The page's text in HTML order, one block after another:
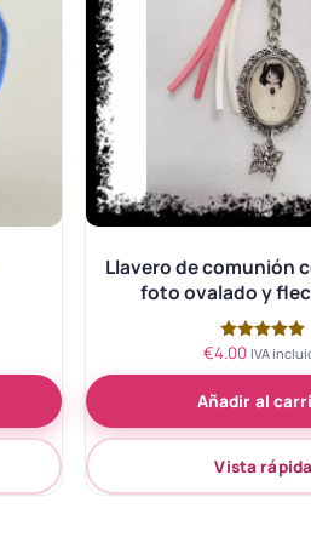
Llavero de comunión
foto ovalado y
Valorado
de 5
€4.00 IVA
Añadir al
Vista rápida